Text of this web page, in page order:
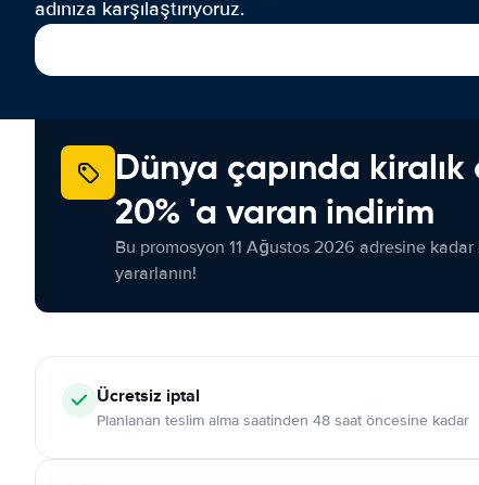
adınıza karşılaştırıyoruz.
Dünya çapında
20% 'a varan indirim
Bu promosyon 11 Ağustos 2026 adresine
yararlanın!
Ücretsiz iptal
Planlanan teslim alma saatinden 48 saat öncesine kadar